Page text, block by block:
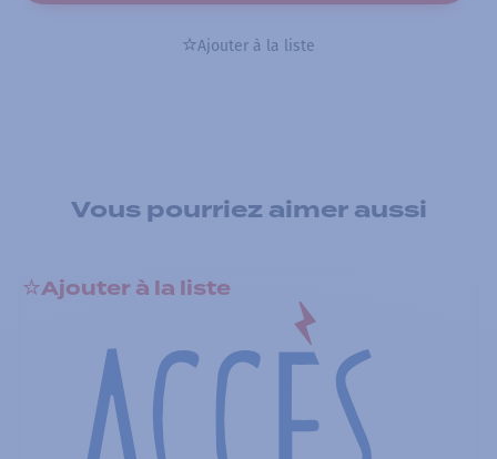
Ajouter à la liste
Vous pourriez aimer aussi
Ajouter à la liste